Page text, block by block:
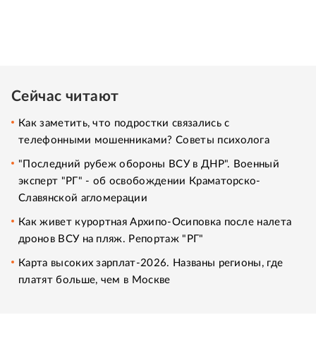
Сейчас читают
Как заметить, что подростки связались с
телефонными мошенниками? Советы психолога
"Последний рубеж обороны ВСУ в ДНР". Военный
эксперт "РГ" - об освобождении Краматорско-
Славянской агломерации
Как живет курортная Архипо-Осиповка после налета
дронов ВСУ на пляж. Репортаж "РГ"
Карта высоких зарплат-2026. Названы регионы, где
платят больше, чем в Москве